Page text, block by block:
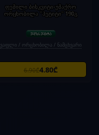
ფემილი ბისკვიტი-უშაქრო
ორცხობილა "პეტიტი" 190გ
ვაფლი / ორცხობილა / ნამცხვარი
6.90₾4.80₾